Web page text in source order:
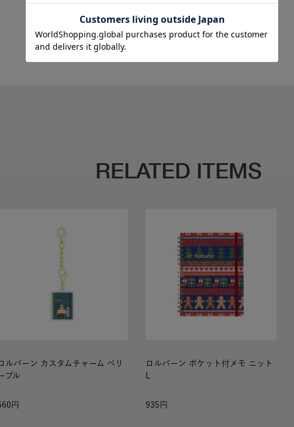
périple
RELATED ITEMS
ルバーン カスタムチャーム ペリ
プル
ロルバーン ポケット付メモ ニット
935